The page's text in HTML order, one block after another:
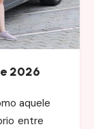
2026
aquele
entre